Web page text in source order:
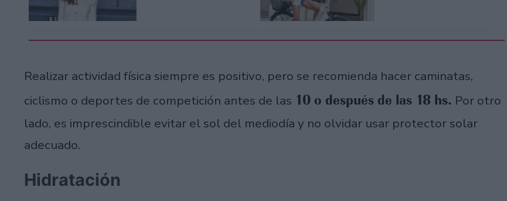
Realizar actividad física siempre es positivo, pero se recomienda hacer caminatas,
ciclismo o deportes de competición antes de las 10 o después de las 18 hs. Por otro
lado, es imprescindible evitar el sol del mediodía y no olvidar usar protector solar
adecuado.
Hidratación